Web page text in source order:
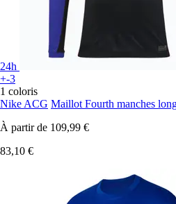
24h
+-3
1 coloris
Nike ACG Maillot Fourth manches
À partir de 109,99 €
83,10 €